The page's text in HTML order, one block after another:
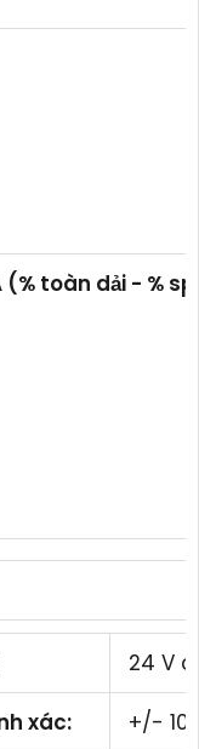
toàn dải - %
24 V
xác: +/-